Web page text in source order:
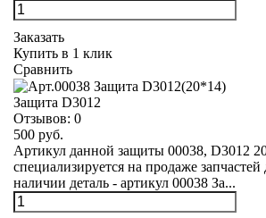
Заказать
Купить в 1 клик
Сравнить
Защита D3012
Отзывов: 0
500 руб.
Артикул данной защиты 00038, D3012
специализируется на продаже
наличии деталь - артикул 00038 За...